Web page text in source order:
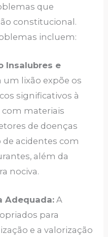
que
constitucional.
incluem:
Insalubres e
um lixão expõe os
significativos à
materiais
de doenças
de acidentes com
além da
nociva.
Adequada: A
para
e a valorização